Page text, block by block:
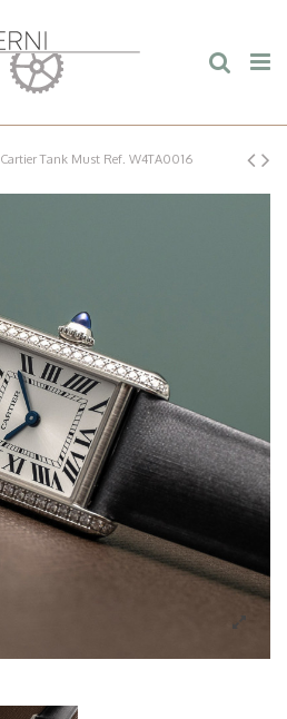
Cartier Tank Must Ref. W4TA0016